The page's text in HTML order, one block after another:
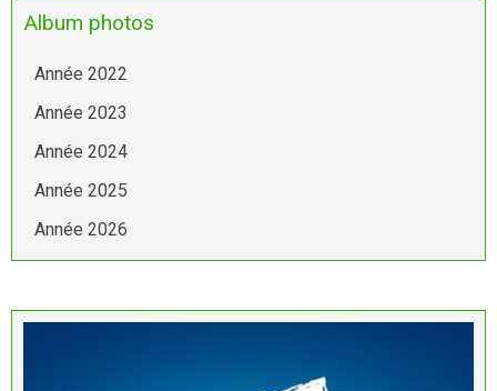
Album photos
Année 2022
Année 2023
Année 2024
Année 2025
Année 2026